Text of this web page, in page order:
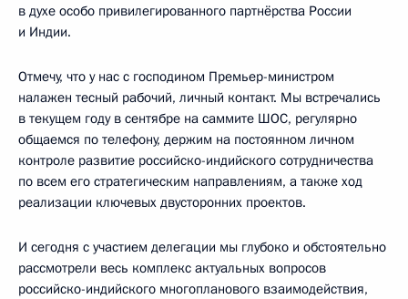
в духе особо привилегированного партнёрства России
и Индии.
Отмечу, что у нас с господином Премьер-министром
налажен тесный рабочий, личный контакт. Мы встречались
в текущем году в сентябре на саммите ШОС, регулярно
общаемся по телефону, держим на постоянном личном
контроле развитие российско-индийского сотрудничества
по всем его стратегическим направлениям, а также ход
реализации ключевых двусторонних проектов.
И сегодня с участием делегации мы глубоко и обстоятельно
рассмотрели весь комплекс актуальных вопросов
российско-индийского многопланового взаимодействия,